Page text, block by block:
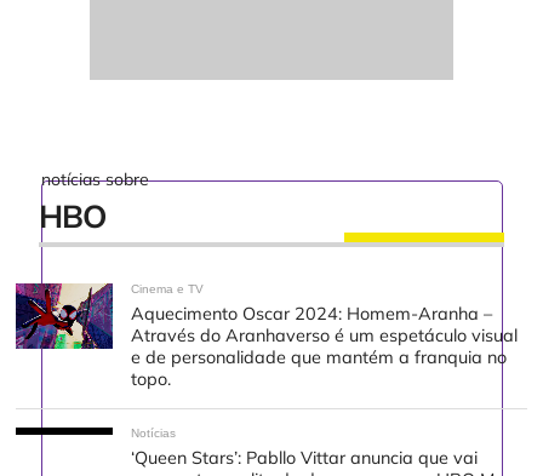
notícias sobre
HBO
Cinema e TV
Aquecimento Oscar 2024: Homem-Aranha –
Através do Aranhaverso é um espetáculo visual
e de personalidade que mantém a franquia no
topo.
Notícias
‘Queen Stars’: Pabllo Vittar anuncia que vai